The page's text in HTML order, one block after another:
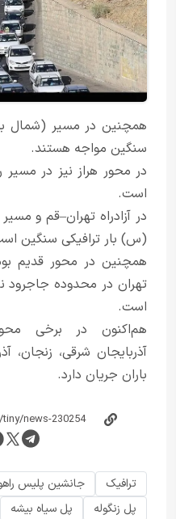
همچنین در مسیر (شمال
سنگین مواجه هستند.
در محور هراز نیز در
است.
در آزادراه تهران–قم و
(س) بار ترافیکی سنگین
همچنین در محور قدیم
تهران در محدوده جاجرود
است.
هم‌اکنون در برخی
آذربایجان شرقی، زنجان،
باران جریان دارد.
ترافیک جانشین پلیس
پل زنگوله
پل سیاه بیشه